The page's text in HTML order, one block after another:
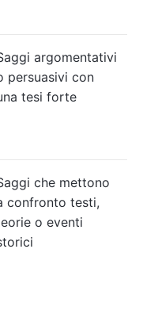
argomentativi
persuasivi con
tesi forte
che mettono
confronto testi,
o eventi